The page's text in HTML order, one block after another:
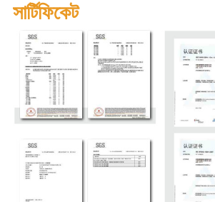
সার্টিফিকেট